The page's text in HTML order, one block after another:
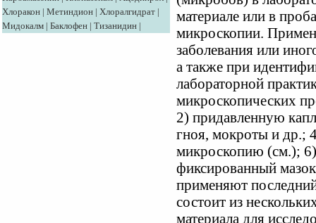
Хлоракон | Метиндион | Хлоралгидрат |
Мидокалм | Баклофен | Тизанидин |
материале или в
микроскопии.
заболевания или
а также при
лабораторной
микроскопических
2) придавленную
гноя, мокроты и др.;
микроскопию (см.); 6)
фиксированный
применяют
состоит из
материала для